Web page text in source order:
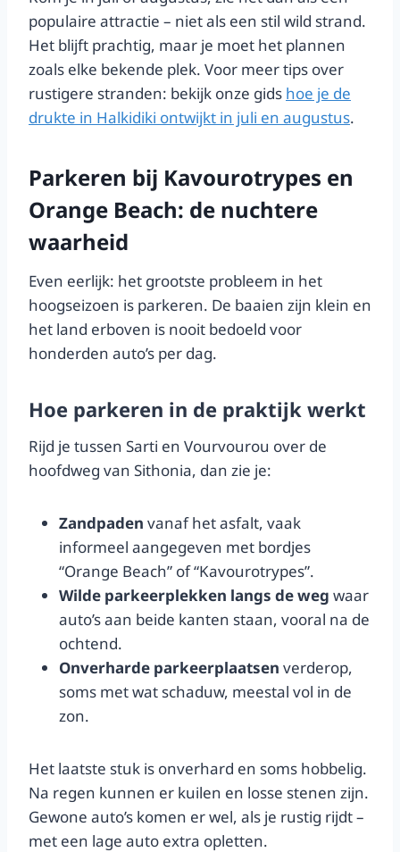
populaire attractie – niet als een stil wild strand.
Het blijft prachtig, maar je moet het plannen
zoals elke bekende plek. Voor meer tips over
rustigere stranden: bekijk onze gids hoe je de
drukte in Halkidiki ontwijkt in juli en augustus.
Parkeren bij Kavourotrypes en
Orange Beach: de nuchtere
waarheid
Even eerlijk: het grootste probleem in het
hoogseizoen is parkeren. De baaien zijn klein en
het land erboven is nooit bedoeld voor
honderden auto’s per dag.
Hoe parkeren in de praktijk werkt
Rijd je tussen Sarti en Vourvourou over de
hoofdweg van Sithonia, dan zie je:
Zandpaden vanaf het asfalt, vaak
informeel aangegeven met bordjes
“Orange Beach” of “Kavourotrypes”.
Wilde parkeerplekken langs de weg waar
auto’s aan beide kanten staan, vooral na de
ochtend.
Onverharde parkeerplaatsen verderop,
soms met wat schaduw, meestal vol in de
zon.
Het laatste stuk is onverhard en soms hobbelig.
Na regen kunnen er kuilen en losse stenen zijn.
Gewone auto’s komen er wel, als je rustig rijdt –
met een lage auto extra opletten.